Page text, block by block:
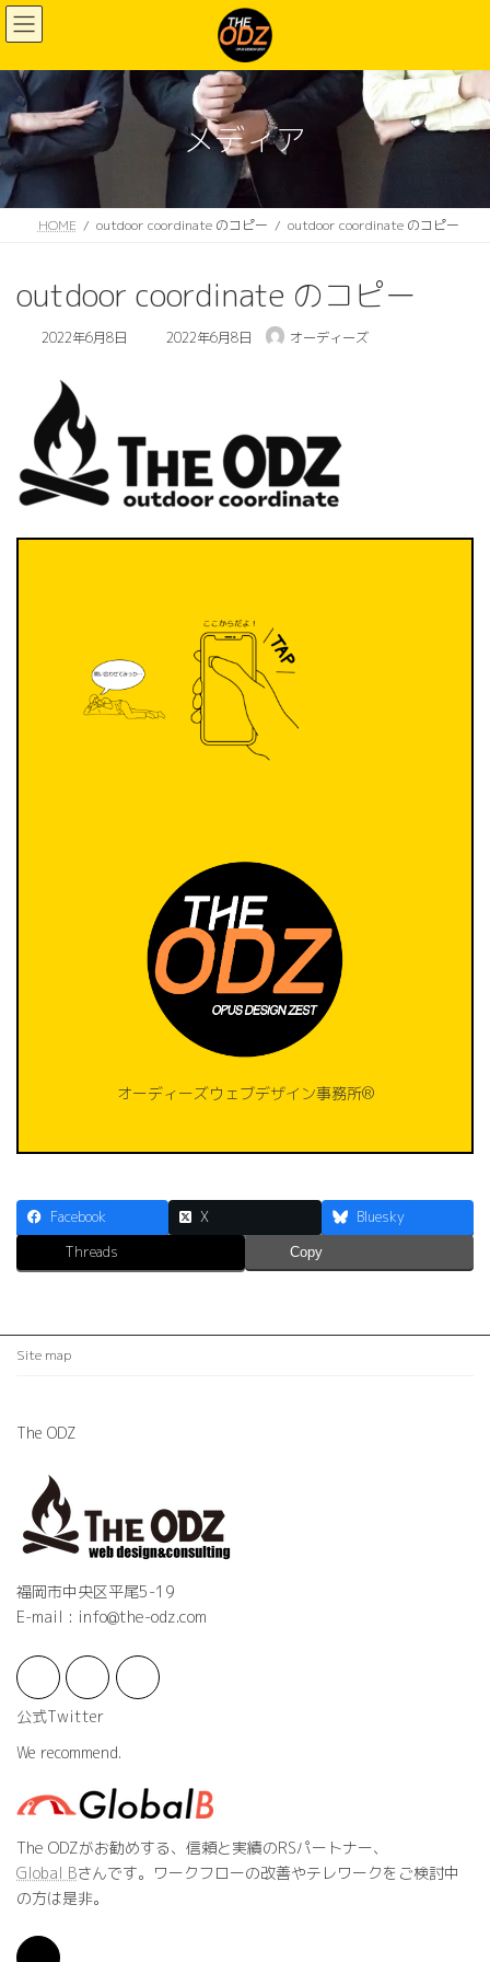
コ
ン
ン
へ
ス
キ
ッ
プ
ナ
ビ
ー
ョ
ン
に
移
動
メディア
HOME outdoor coordinate のコピー outdoor coordinate のコピー
outdoor coordinate のコピー
2022年6月8日
最
:
2022年6月8日 オーディーズ
オーディーズウェブデザイン事務所®️
Facebook X
Bluesky
Threads
Copy
Site map
The ODZ
福岡市中央区平尾5-19
E-mail : info@the-odz.com
公式Twitter
We recommend.
The ODZがお勧めする、信頼と実績のRSパートナー、
Global Bさんです。ワークフローの改善やテレワークをご検討中
の方は是非。